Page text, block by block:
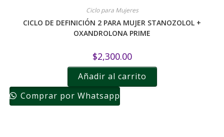
Ciclo para Mujeres
CICLO DE DEFINICIÓN 2 PARA MUJER STANOZOLOL +
OXANDROLONA PRIME
$2,300.00
Añadir al carrito
Comprar por Whatsapp